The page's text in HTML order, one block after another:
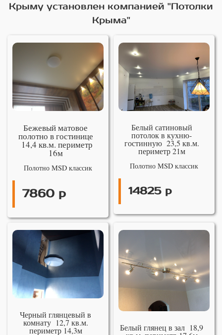
Крыму установлен компанией "Потолки
Крыма"
Бежевый матовое
полотно в гостинице
14,4 кв.м. периметр
16м
Полотно MSD классик
7860 р
Белый сатиновый
потолок в кухню-
гостинную 23,5 кв.м.
периметр 21м
Полотно MSD классик
14825 р
Черный глянцевый в
комнату 12,7 кв.м.
периметр 14,3м Белый глянец в зал 18,9